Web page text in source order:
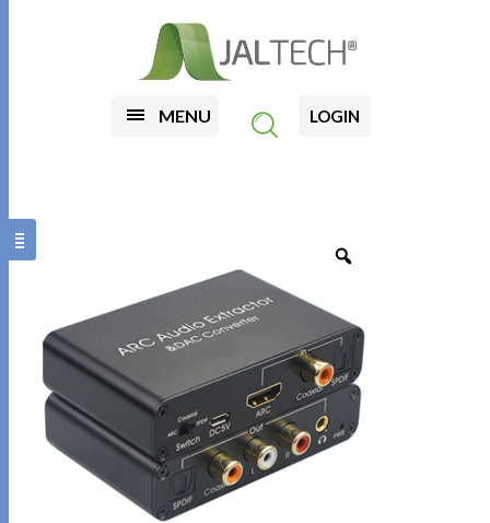
MENU LOGIN